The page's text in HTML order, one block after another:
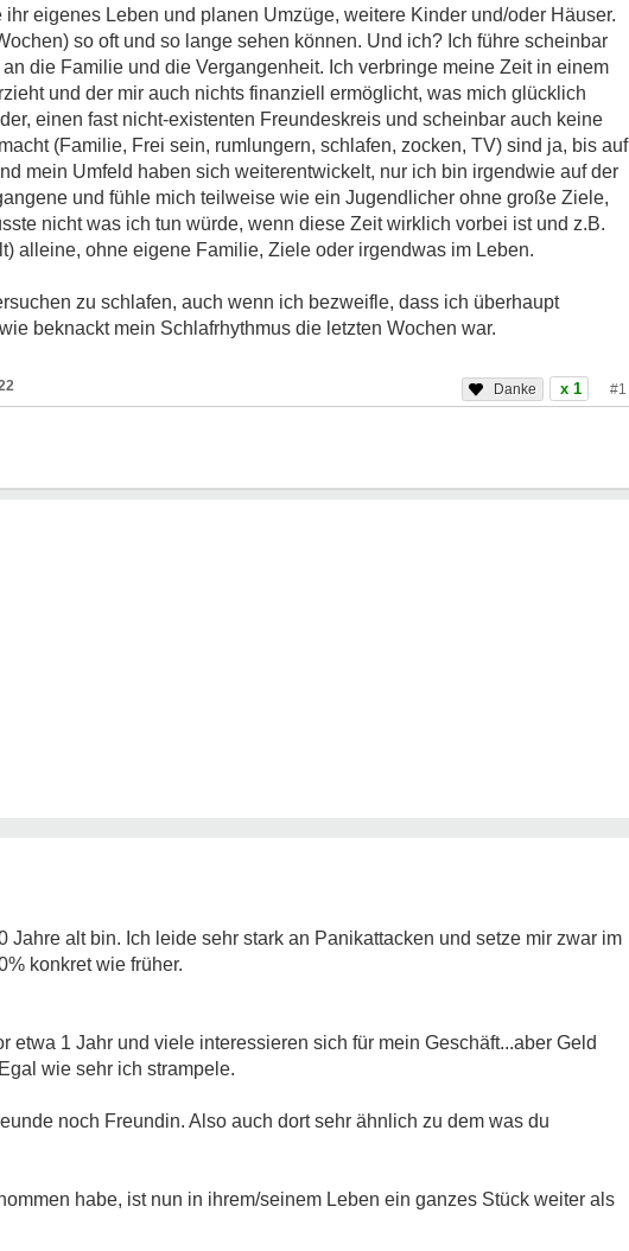
eigenes Leben und planen Umzüge, weitere Kinder und/oder Häuser.
so oft und so lange sehen können. Und ich? Ich führe scheinbar
die Familie und die Vergangenheit. Ich verbringe meine Zeit in einem
und der mir auch nichts finanziell ermöglicht, was mich glücklich
einen fast nicht-existenten Freundeskreis und scheinbar auch keine
(Familie, Frei sein, rumlungern, schlafen, zocken, TV) sind ja, bis auf
mein Umfeld haben sich weiterentwickelt, nur ich bin irgendwie auf der
und fühle mich teilweise wie ein Jugendlicher ohne große Ziele,
nicht was ich tun würde, wenn diese Zeit wirklich vorbei ist und z.B.
alleine, ohne eigene Familie, Ziele oder irgendwas im Leben.
zu schlafen, auch wenn ich bezweifle, dass ich überhaupt
beknackt mein Schlafrhythmus die letzten Wochen war.
x 1 #1
alt bin. Ich leide sehr stark an Panikattacken und setze mir zwar im
konkret wie früher.
etwa 1 Jahr und viele interessieren sich für mein Geschäft...aber Geld
wie sehr ich strampele.
noch Freundin. Also auch dort sehr ähnlich zu dem was du
habe, ist nun in ihrem/seinem Leben ein ganzes Stück weiter als